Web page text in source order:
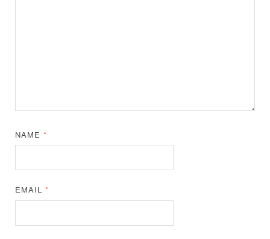
NAME*
EMAIL*